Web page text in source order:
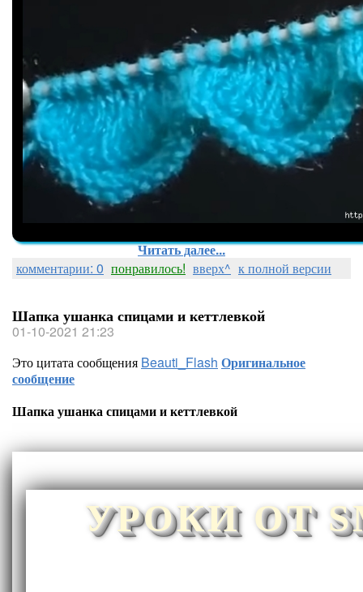
Читать далее...
комментарии: 0 понравилось! вверх^ к полной версии
Шапка ушанка спицами и кеттлевкой
01-10-2021 21:23
Это цитата сообщения Beauti_Flash Оригинальное
сообщение
Шапка ушанка спицами и кеттлевкой
УРОКИ ОТ